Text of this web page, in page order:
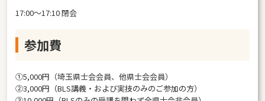
17:00〜17:10 閉会
参加費
①5,000円（埼玉県士会会員、他県士会会員）
②3,000円（BLS講義・および実技のみのご参加の方）